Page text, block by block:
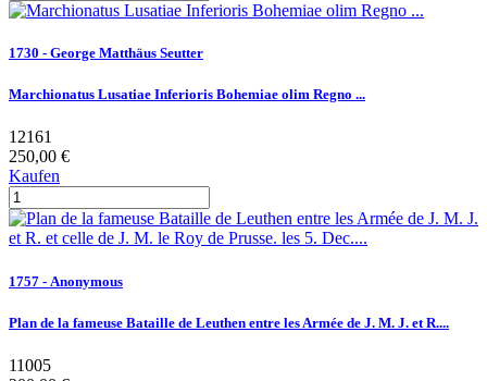
1730 - George Matthäus Seutter
Marchionatus Lusatiae Inferioris Bohemiae olim Regno ...
12161
250,00 €
Kaufen
1757 - Anonymous
Plan de la fameuse Bataille de Leuthen entre les Armée de J. M. J. et R....
11005